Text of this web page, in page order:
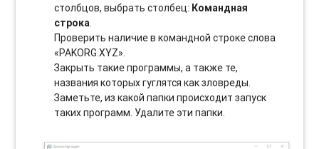
столбцов, выбрать столбец: Командная
строка.
Проверить наличие в командной строке слова
«PAKORG.XYZ».
Закрыть такие программы, а также те,
названия которых гуглятся как зловреды.
Заметьте, из какой папки происходит запуск
таких программ. Удалите эти папки.